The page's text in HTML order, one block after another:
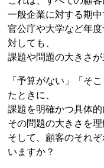
一般企業に対する期中
官公庁や大学など年
対しても、
課題や問題の大きさ
「予算がない」「そ
たときに、
課題を明確かつ具体
その問題の大きさを
そして、顧客のそれ
いますか？